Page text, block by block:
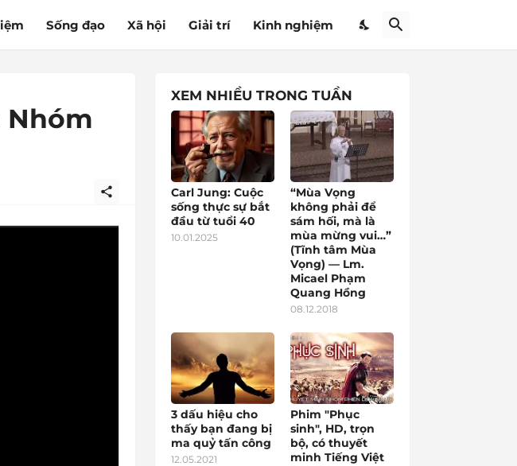
Sống đạo Xã hội Giải trí Kinh nghiệm
Nhóm
XEM NHIỀU TRONG TUẦN
Carl Jung: Cuộc
sống thực sự bắt
đầu từ tuổi 40
10.01.2025
“Mùa Vọng
không phải để
sám hối, mà là
mùa mừng vui…”
(Tĩnh tâm Mùa
Vọng) — Lm.
Micael Phạm
Quang Hồng
08.12.2018
3 dấu hiệu cho
thấy bạn đang bị
ma quỷ tấn công
12.05.2021
Phim "Phục
sinh", HD, trọn
bộ, có thuyết
minh Tiếng Việt